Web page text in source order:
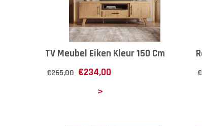
TV Meubel Eiken Kleur 150 Cm
€265,00 €234,00 €